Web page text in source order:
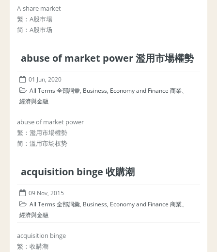
A-share market
繁：A股巿場
简：A股巿场
abuse of market power 濫用市場權勢
01 Jun, 2020
All Terms 全部詞彙, Business, Economy and Finance 商業、
經濟與金融
abuse of market power
繁：濫用市場權勢
简：滥用市场权势
acquisition binge 收購潮
09 Nov, 2015
All Terms 全部詞彙, Business, Economy and Finance 商業、
經濟與金融
acquisition binge
繁：收購潮